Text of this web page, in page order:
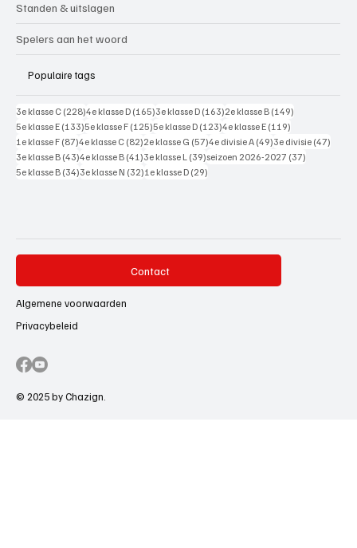
Standen & uitslagen
Spelers aan het woord
Populaire tags
3e klasse C (228)228 posts
4e klasse D (165)165 posts
3e klasse D (163)163 posts
2e klasse B (149)
5e klasse E (133)133 posts
5e klasse F (125)125 posts
5e klasse D (123)123 posts
4e klasse E (119)
1e klasse F (87)87 posts
4e klasse C (82)82 posts
2e klasse G (57)57 posts
4e divisie A (49)49 posts
3e divisie (47)
3e klasse B (43)43 posts
4e klasse B (41)41 posts
3e klasse L (39)39 posts
seizoen 2026-2027 (37)
5e klasse B (34)34 posts
3e klasse N (32)32 posts
1e klasse D (29)
Contact
Algemene voorwaarden
Privacybeleid
© 2025 by Chazign.